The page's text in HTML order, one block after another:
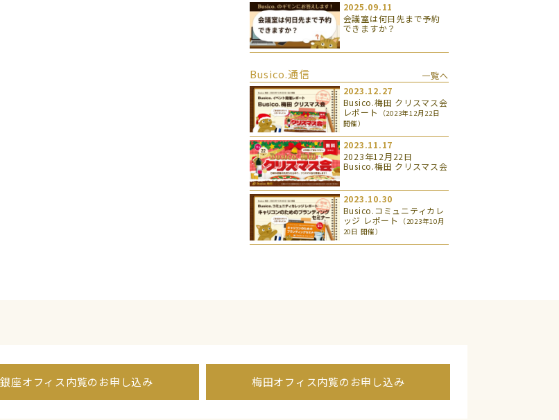
2025.09.11
会議室は何日先まで予約
できますか？
Busico.通信
一覧へ
2023.12.27
Busico.梅田 クリスマス会
レポート
（2023年12月22日
開催）
2023.11.17
2023年12月22日
Busico.梅田 クリスマス会
2023.10.30
Busico.コミュニティカレ
ッジ レポート
（2023年10月
20日 開催）
銀座オフィス内覧のお申し込み 梅田オフィス内覧のお申し込み